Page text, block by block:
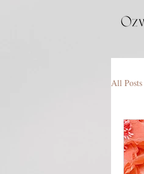
All Posts